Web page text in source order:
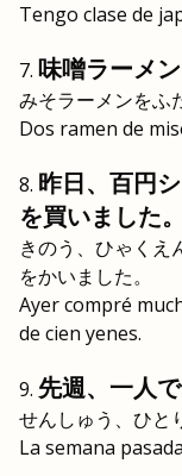
Tengo clase de
味噌ラーメ
みそラーメンをふ
Dos ramen de
昨日、百円
を買いました。
きのう、ひゃくえ
をかいました。
Ayer compré
de cien yenes.
先週、一人
せんしゅう、ひと
La semana